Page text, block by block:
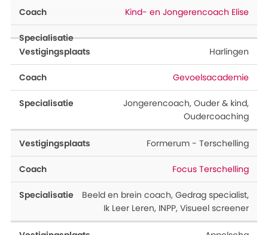
Kind- en Jongerencoach Elise
Harlingen
Gevoelsacademie
Jongerencoach, Ouder & kind,
Oudercoaching
Formerum - Terschelling
Focus Terschelling
Beeld en brein coach, Gedrag specialist,
Ik Leer Leren, INPP, Visueel screener